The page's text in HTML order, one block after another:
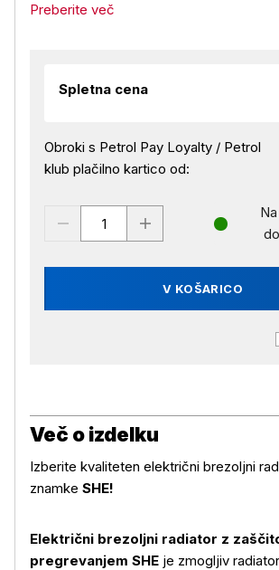
Preberite več
Spletna cena
Obroki s Petrol Pay Loyalty / Petrol
klub plačilno kartico od:
V KOŠARICO
Več o izdelku
Izberite kvaliteten električni brezoljni
znamke SHE!
Električni brezoljni radiator z
pregrevanjem SHE je zmogljiv